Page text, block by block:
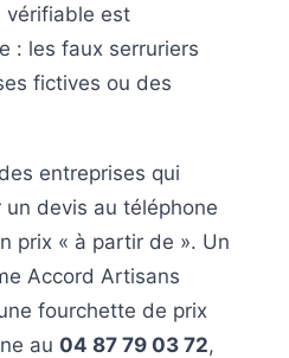
vérifiable est
: les faux serruriers
fictives ou des
entreprises qui
devis au téléphone
prix « à partir de ». Un
Accord Artisans
fourchette de prix
au 04 87 79 03 72,